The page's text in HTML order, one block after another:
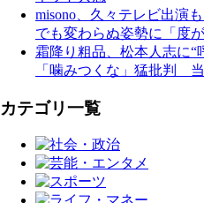
misono、久々テレビ出演
でも変わらぬ姿勢に「度
霜降り粗品、松本人志に“
「噛みつくな」猛批判
カテゴリ一覧